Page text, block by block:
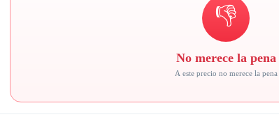
👎
No merece la pena
A este precio no merece la pena